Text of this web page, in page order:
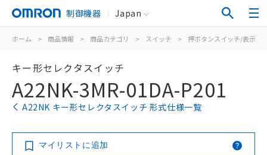
制御機器 Japan
ホーム > 商品情報 > 商品カテゴリ > スイッチ > 押ボタンスイッチ/表示灯
キー形セレクタスイッチ
A22NK-3MR-01DA-P201
A22NK キー形セレクタスイッチ 形式仕様一覧
マイリストに追加